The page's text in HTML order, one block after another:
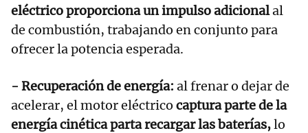
eléctrico proporciona un impulso adicionalal
de combustión, trabajando en conjunto para
ofrecer la potencia esperada.
- Recuperación de energía: al frenar o dejar de
acelerar, el motor eléctrico captura parte de la
energía cinética parta recargar las baterías,lo